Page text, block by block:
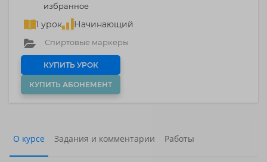
избранное
Спиртовые маркеры
1 урок Начинающий
КУПИТЬ УРОК
КУПИТЬ АБОНЕМЕНТ
О курсе Задания и комментарии Работы